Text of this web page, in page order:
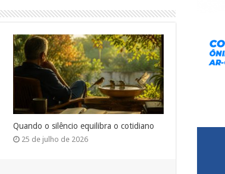
Quando o silêncio equilibra o cotidiano
25 de julho de 2026